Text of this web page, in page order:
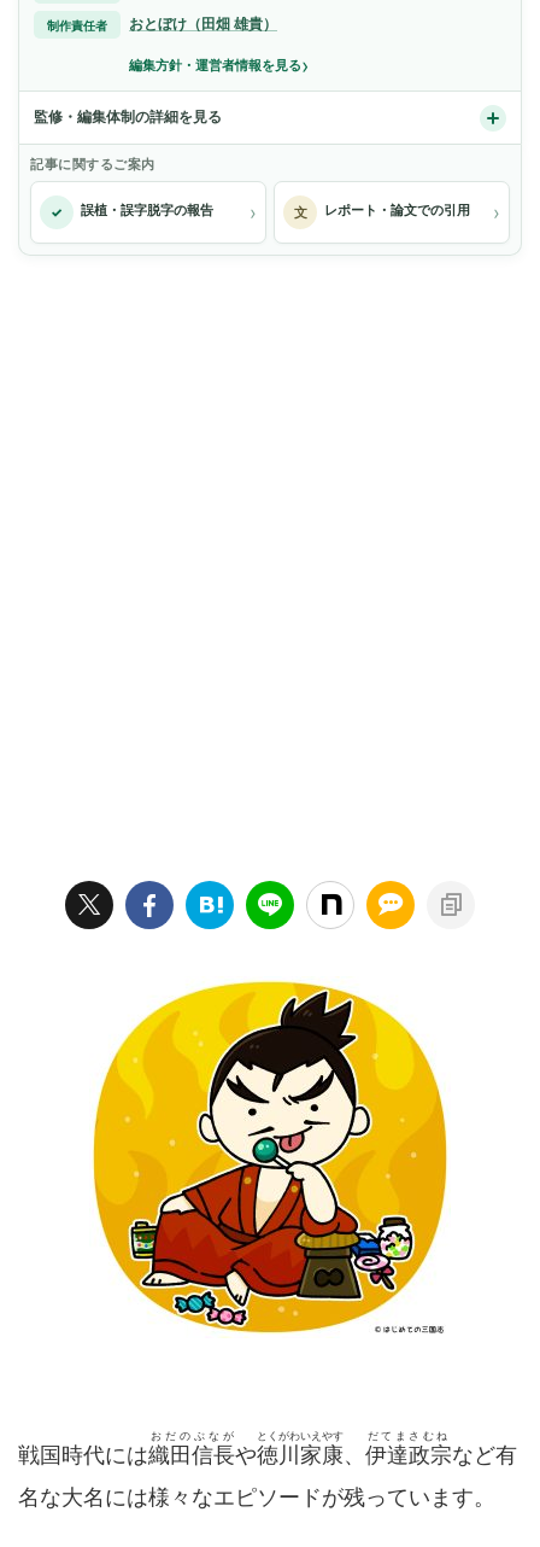
制作責任者 おとぼけ（田畑 雄貴）
編集方針・運営者情報を見る›
監修・編集体制の詳細を見る
記事に関するご案内
✓ 誤植・誤字脱字の報告 › 文 レポート・論文での引用 ›
戦国時代には織田信長
おだのぶなが
や徳川家康
とくがわいえやす
、 伊達政宗
だてまさむね
など有
名な大名には様々なエピソードが残っています。